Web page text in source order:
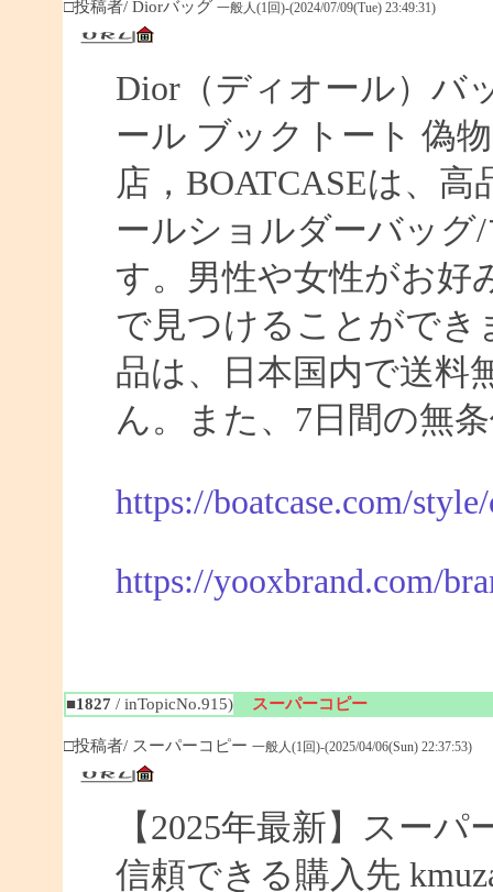
□投稿者/ Diorバッグ 一般人(1回)-(2024/07/09(Tue) 23:49:31)
Dior（ディオール）バ
ール ブックトート 偽
店，BOATCASEは、
ールショルダーバッ
す。男性や女性がお好
で見つけることができ
品は、日本国内で送料
ん。また、7日間の無
https://boatcase.com/
https://yooxbrand.com/
■1827 / inTopicNo.915) スーパーコピー
□投稿者/ スーパーコピー 一般人(1回)-(2025/04/06(Sun) 22:37:53)
【2025年最新】スー
信頼できる購入先